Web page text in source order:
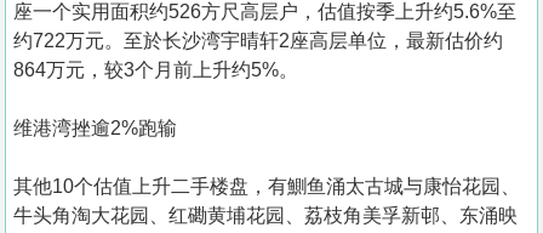
座一个实用面积约526方尺高层户，估值按季上升约5.6%至
约722万元。至於长沙湾宇晴轩2座高层单位，最新估价约
864万元，较3个月前上升约5%。
维港湾挫逾2%跑输
其他10个估值上升二手楼盘，有鰂鱼涌太古城与康怡花园、
牛头角淘大花园、红磡黄埔花园、荔枝角美孚新邨、东涌映